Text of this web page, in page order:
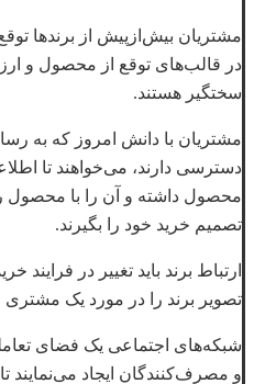
مشتریان بیش‌ازپیش از برندها
در قالب‌های توقع از محصول و
سختگیر هستند.
مشتریان با دانش امروز که به
دسترسی دارند، می‌خواهند تا
محصول داشته و آن را با محصول
تصمیم خرید خود را بگیرند.
ارتباط برند باید تغییر در فرایند
تصویر برند را در مورد یک
شبکه‌های اجتماعی یک فضای
و مصرف‌کنندگان ایجاد می‌نمایند تا